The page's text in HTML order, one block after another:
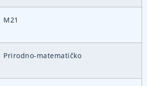
M21
Prirodno-matematičko